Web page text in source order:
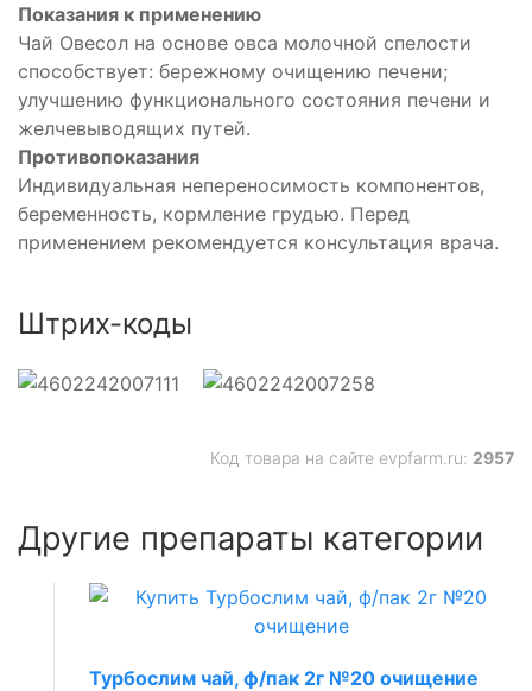
Показания к применению
Чай Овесол на основе овса молочной спелости
способствует: бережному очищению печени;
улучшению функционального состояния печени и
желчевыводящих путей.
Противопоказания
Индивидуальная непереносимость компонентов,
беременность, кормление грудью. Перед
применением рекомендуется консультация врача.
Штрих-коды
Код товара на сайте evpfarm.ru: 2957
Другие препараты категории
Турбослим чай, ф/пак 2г №20 очищение